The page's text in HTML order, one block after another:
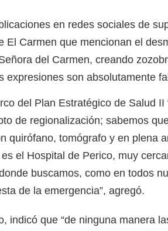
en redes sociales de
El Carmen que mencionan el
del Carmen, creando
expresiones son absolutamente
del Plan Estratégico de Salud
de regionalización; sabemos
quirófano, tomógrafo y en plena
el Hospital de Perico, muy
buscamos, como en todos
de la emergencia”, agregó.
indicó que “de ninguna manera